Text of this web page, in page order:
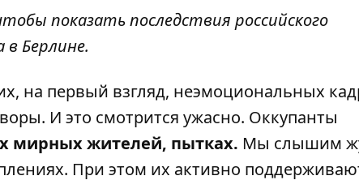
показать последствия российского
в Берлине.
на первый взгляд, неэмоциональных
И это смотрится ужасно. Оккупанты
мирных жителей, пытках. Мы слышим
При этом их активно